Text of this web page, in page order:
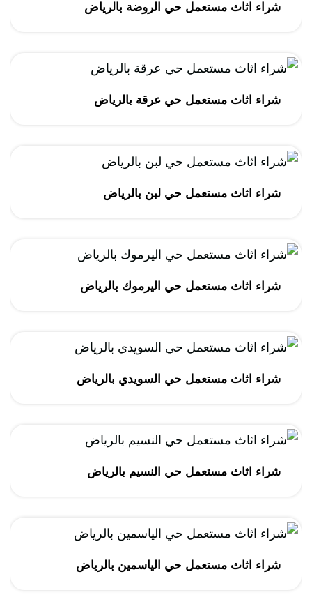
شراء اثاث مستعمل حي الروضة بالرياض
شراء اثاث مستعمل حي عرقة بالرياض
شراء اثاث مستعمل حي لبن بالرياض
شراء اثاث مستعمل حي اليرموك بالرياض
شراء اثاث مستعمل حي السويدي بالرياض
شراء اثاث مستعمل حي النسيم بالرياض
شراء اثاث مستعمل حي الياسمين بالرياض